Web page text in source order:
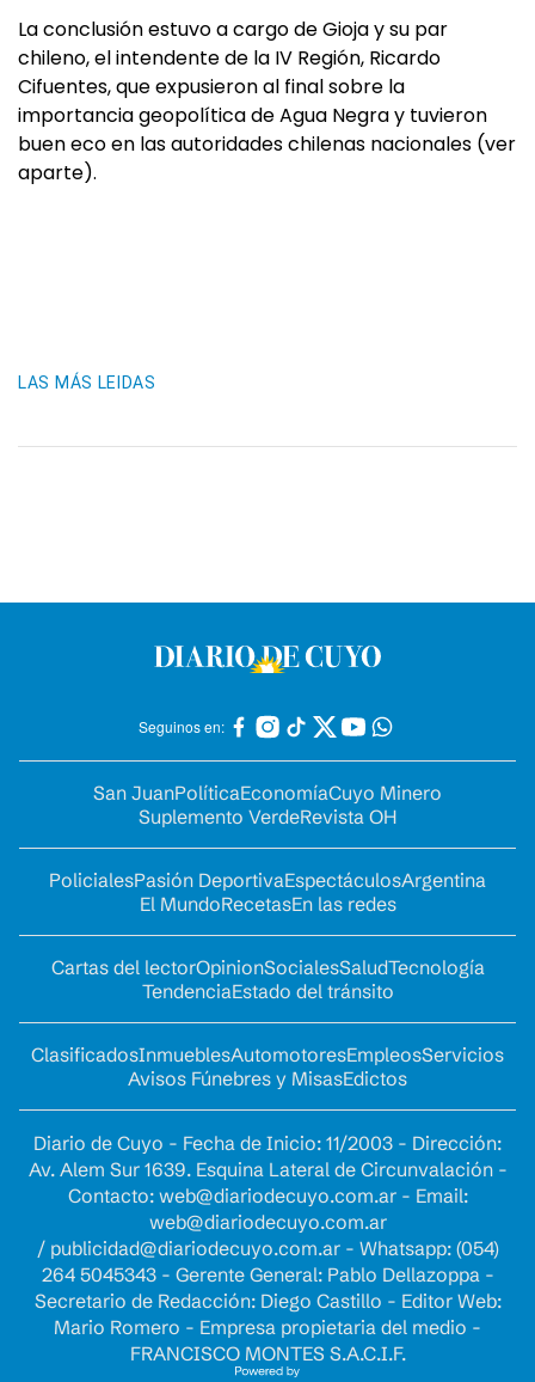
La conclusión estuvo a cargo de Gioja y su par
chileno, el intendente de la IV Región, Ricardo
Cifuentes, que expusieron al final sobre la
importancia geopolítica de Agua Negra y tuvieron
buen eco en las autoridades chilenas nacionales (ver
aparte).
LAS MÁS LEIDAS
Seguinos en:
San JuanPolíticaEconomíaCuyo Minero
Suplemento VerdeRevista OH
PolicialesPasión DeportivaEspectáculosArgentina
El MundoRecetasEn las redes
Cartas del lectorOpinionSocialesSaludTecnología
TendenciaEstado del tránsito
ClasificadosInmueblesAutomotoresEmpleosServicios
Avisos Fúnebres y MisasEdictos
Diario de Cuyo - Fecha de Inicio: 11/2003 - Dirección:
Av. Alem Sur 1639. Esquina Lateral de Circunvalación -
Contacto: web@diariodecuyo.com.ar- Email:
web@diariodecuyo.com.ar
/ publicidad@diariodecuyo.com.ar- Whatsapp: (054)
264 5045343 - Gerente General: Pablo Dellazoppa -
Secretario de Redacción: Diego Castillo - Editor Web:
Mario Romero - Empresa propietaria del medio -
FRANCISCO MONTES S.A.C.I.F.